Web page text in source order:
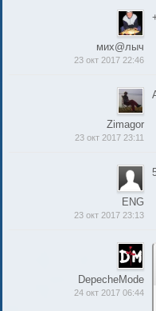
мих@лыч
23 окт 2017 22:46
Zimagor
23 окт 2017 23:11
ENG
23 окт 2017 23:13
DepecheMode
24 окт 2017 06:44